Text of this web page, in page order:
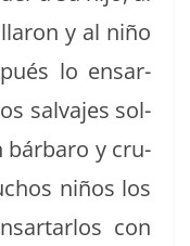
y al niño
lo ensar­
sal­va­jes sol­
bár­baro y cru­
niños los
con